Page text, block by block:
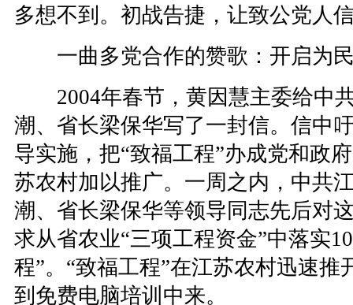
多想不到。初战告捷，让致公党人
一曲多党合作的赞歌：开启为民
2004年春节，黄因慧主委给中
潮、省长梁保华写了一封信。信中
导实施，把“致福工程”办成党和政
苏农村加以推广。一周之内，中共
潮、省长梁保华等领导同志先后对
求从省农业“三项工程资金”中落实
程”。“致福工程”在江苏农村迅速推
到免费电脑培训中来。